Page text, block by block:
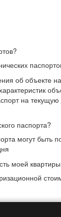
об объекте
на
паспорта?
могут
моей